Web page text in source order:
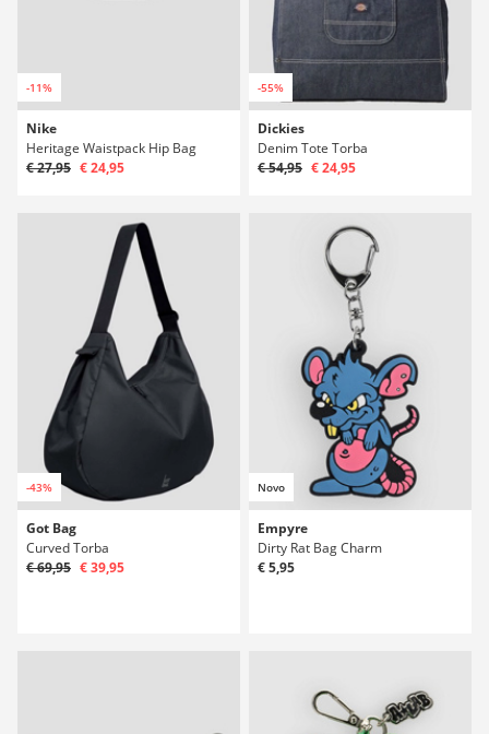
-11%
Nike
Heritage Waistpack Hip Bag
€ 27,95 € 24,95
-55%
Dickies
Denim Tote Torba
€ 54,95 € 24,95
-43%
Got Bag
Curved Torba
€ 69,95 € 39,95
Novo
Empyre
Dirty Rat Bag Charm
€ 5,95